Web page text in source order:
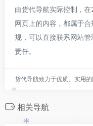
由货代导航实际控制，
网页上的内容，都属于
规，可以直接联系网站
责任。
货代导航致力于优质、实用
相关导航
*